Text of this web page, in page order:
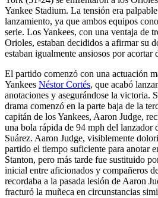
Yankee Stadium. La tensión era
lanzamiento, ya que ambos equipos
serie. Los Yankees, con una ventaja de
Orioles, estaban decididos a afirmar su
estaban igualmente ansiosos por acortar
El partido comenzó con una actuación
Yankees Néstor Cortés, que acabó
anotaciones y asegurándose la victoria.
drama comenzó en la parte baja de la
capitán de los Yankees, Aaron Judge,
una bola rápida de 94 mph del lanzador
Suárez. Aaron Judge, visiblemente
partido el tiempo suficiente para anotar
Stanton, pero más tarde fue sustituido
inicial entre aficionados y compañeros
recordaba a la pasada lesión de Aaron
fracturó la muñeca en circunstancias